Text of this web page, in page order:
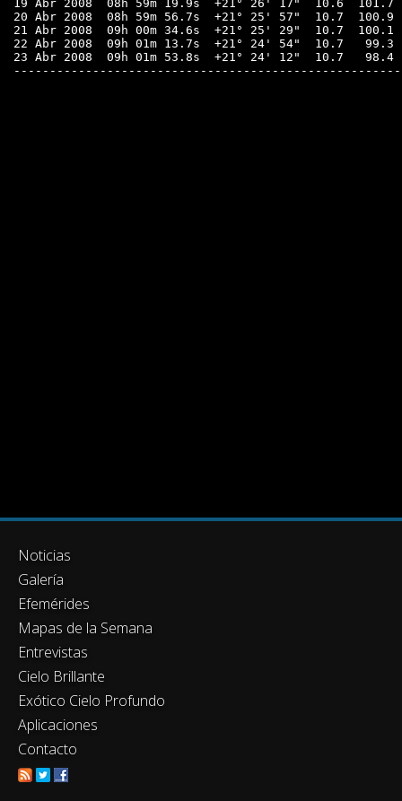
19 Abr 2008  08h 59m 19.9s  +21° 26' 17"  10.6
20 Abr 2008  08h 59m 56.7s  +21° 25' 57"  10.7
21 Abr 2008  09h 00m 34.6s  +21° 25' 29"  10.7
22 Abr 2008  09h 01m 13.7s  +21° 24' 54"  10.7
23 Abr 2008  09h 01m 53.8s  +21° 24' 12"  10.7
Noticias
Galería
Efemérides
Mapas de la Semana
Entrevistas
Cielo Brillante
Exótico Cielo Profundo
Aplicaciones
Contacto